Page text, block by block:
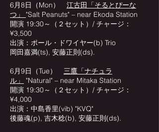
6月8日（Mon） 江古田「そるとぴーな
つ」 "Salt Peanuts" – near Ekoda Station
開演 19:30～（２セット）/ チャージ：
¥3,500
出演：ポール・ドワイヤー(b) Trio
岡田嘉満(ts), 安藤正則(ds).
6月9日（Tue） 三鷹「ナチュラ
ル」
"Natural" – near Mitaka Station
開演 19:30～（２セット）/ チャージ：
¥4,000
出演：中島香里(vib) "KVQ"
後藤魂(p), 吉木稔(b), 安藤正則(ds).